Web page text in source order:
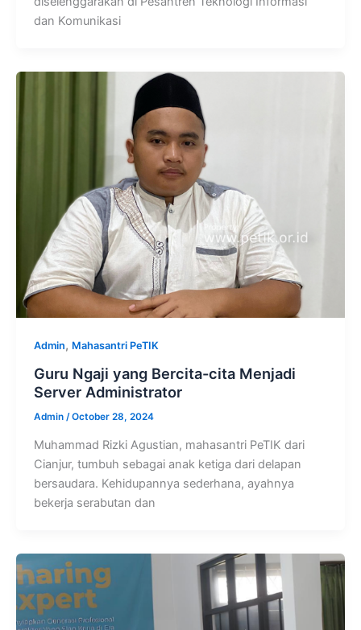
dan Komunikasi
Admin, Mahasantri PeTIK
Guru Ngaji yang Bercita-cita Menjadi
Server Administrator
Admin /October 28, 2024
Muhammad Rizki Agustian, mahasantri PeTIK dari
Cianjur, tumbuh sebagai anak ketiga dari delapan
bersaudara. Kehidupannya sederhana, ayahnya
bekerja serabutan dan